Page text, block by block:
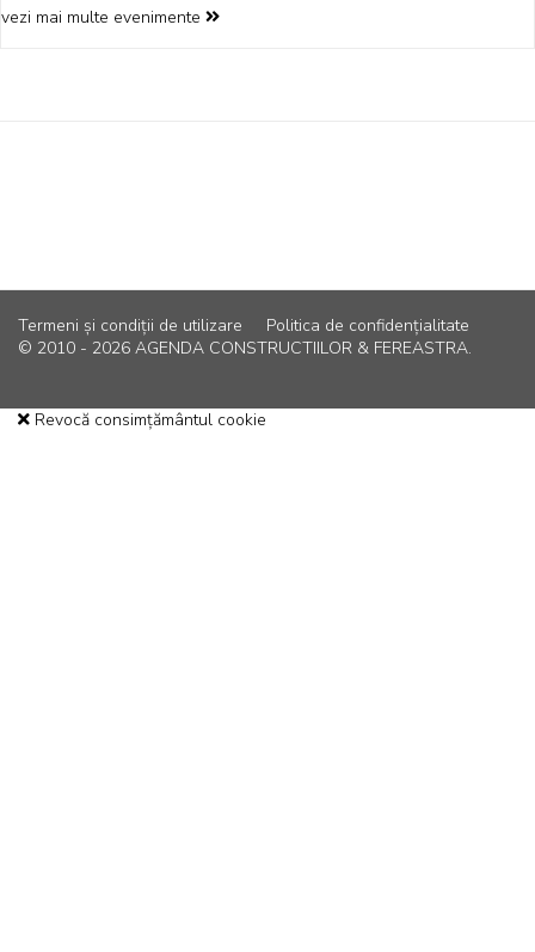
vezi mai multe evenimente
Termeni și condiții de utilizare
Politica de confidențialitate
© 2010 - 2026 AGENDA CONSTRUCTIILOR & FEREASTRA.
Revocă consimțământul cookie